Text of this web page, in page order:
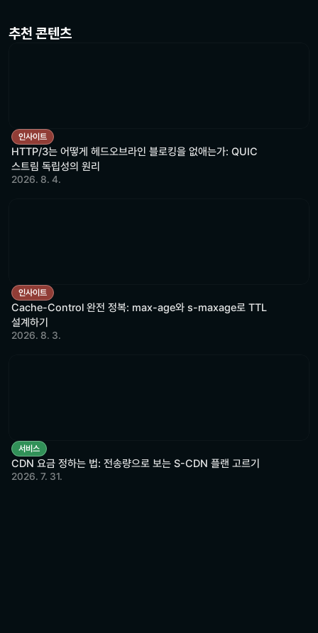
추천 콘텐츠
인사이트
HTTP/3는 어떻게 헤드오브라인 블로킹을 없애는가: QUIC
스트림 독립성의 원리
2026. 8. 4.
인사이트
Cache-Control 완전 정복: max-age와 s-maxage로 TTL
설계하기
2026. 8. 3.
서비스
CDN 요금 정하는 법: 전송량으로 보는 S-CDN 플랜 고르기
2026. 7. 31.